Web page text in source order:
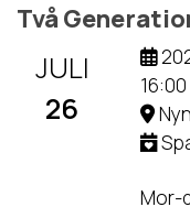
Två
JULI
26
16:00
Mor-